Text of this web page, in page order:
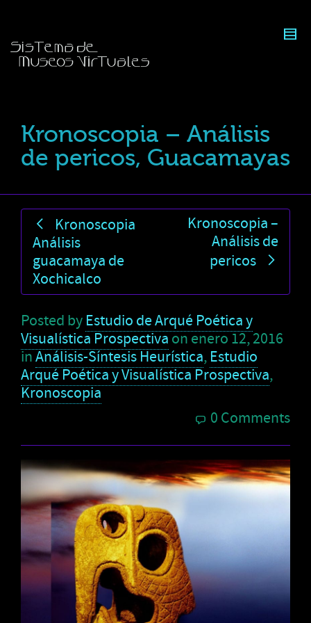
Kronoscopia – Análisis
de pericos, Guacamayas
Kronoscopia
Análisis
guacamaya de
Xochicalco
Kronoscopia –
Análisis de
pericos
Posted by Estudio de Arqué Poética y
Visualística Prospectiva on enero 12, 2016
inAnálisis-Síntesis Heurística, Estudio
Arqué Poética y Visualística Prospectiva,
Kronoscopia
0 Comments